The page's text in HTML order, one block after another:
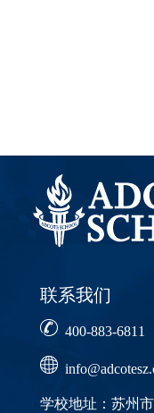
联系我们
400-883-6811
学校地址：苏州